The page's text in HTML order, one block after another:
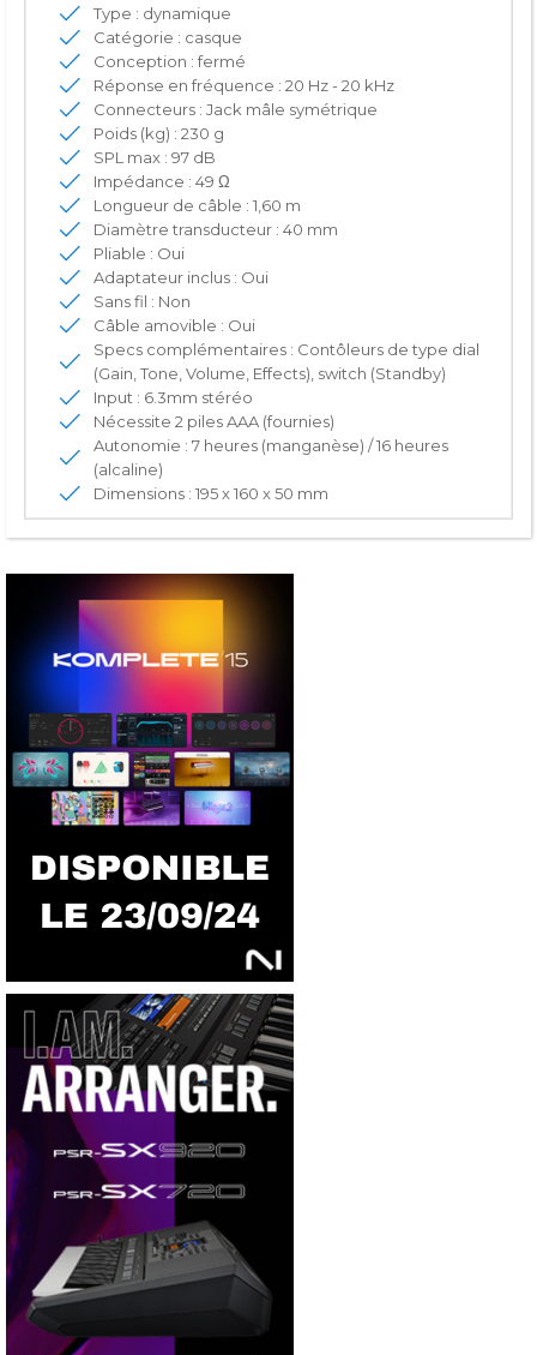
Type : dynamique
Catégorie : casque
Conception : fermé
Réponse en fréquence : 20 Hz - 20 kHz
Connecteurs : Jack mâle symétrique
Poids (kg) : 230 g
SPL max : 97 dB
Impédance : 49 Ω
Longueur de câble : 1,60 m
Diamètre transducteur : 40 mm
Pliable : Oui
Adaptateur inclus : Oui
Sans fil : Non
Câble amovible : Oui
Specs complémentaires : Contôleurs de type dial
(Gain, Tone, Volume, Effects), switch (Standby)
Input : 6.3mm stéréo
Nécessite 2 piles AAA (fournies)
Autonomie : 7 heures (manganèse) / 16 heures
(alcaline)
Dimensions : 195 x 160 x 50 mm